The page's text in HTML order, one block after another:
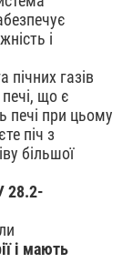
і
газів
що є
печі при цьому
піч з
більшої
28.2-
і мають